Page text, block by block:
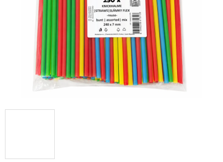
hviezdičiek.